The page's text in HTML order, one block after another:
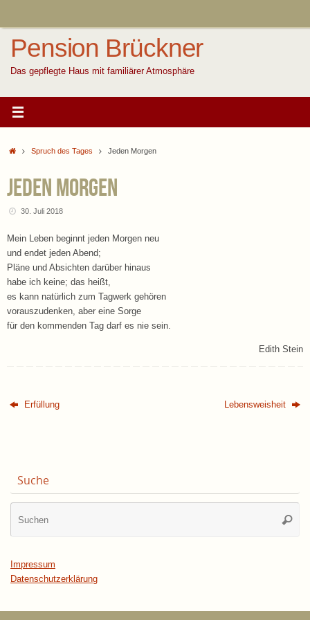
Pension Brückner
Das gepflegte Haus mit familiärer Atmosphäre
StartSpruch des Tages Jeden Morgen
Jeden Morgen
30. Juli 2018
Mein Leben beginnt jeden Morgen neu
und endet jeden Abend;
Pläne und Absichten darüber hinaus
habe ich keine; das heißt,
es kann natürlich zum Tagwerk gehören
vorauszudenken, aber eine Sorge
für den kommenden Tag darf es nie sein.
Edith Stein
Erfüllung Lebensweisheit
Suche
Impressum
Datenschutzerklärung